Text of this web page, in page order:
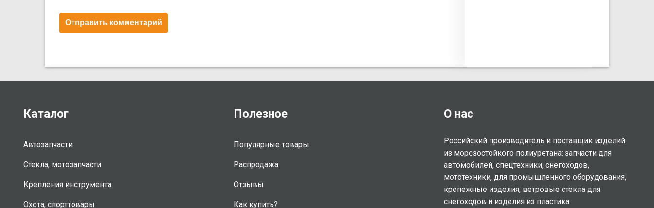
Каталог
Автозапчасти
Стекла, мотозапчасти
Крепления инструмента
Охота, спорттовары
Полезное
Популярные товары
Распродажа
Отзывы
Как купить?
О нас
Российский производитель и поставщик изделий
из морозостойкого полиуретана: запчасти для
автомобилей, спецтехники, снегоходов,
мототехники, для промышленного оборудования,
крепежные изделия, ветровые стекла для
снегоходов и изделия из пластика.